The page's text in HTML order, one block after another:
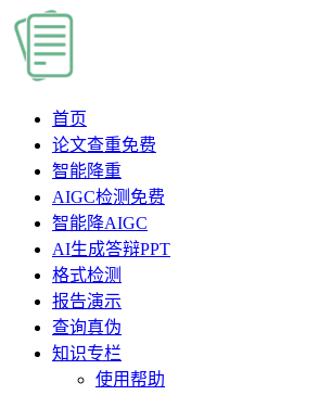
首页
论文查重免费
智能降重
AIGC检测 免费
智能降AIGC
AI生成答辩PPT
格式检测
报告演示
查询真伪
知识专栏
使用帮助